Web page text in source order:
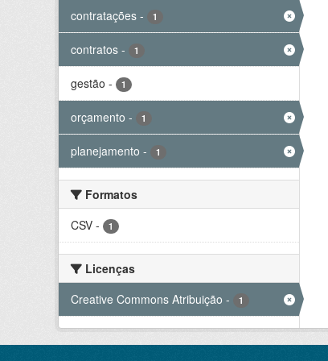
contratações - 1
contratos - 1
gestão - 1
orçamento - 1
planejamento - 1
Formatos
CSV - 1
Licenças
Creative Commons Atribuição - 1